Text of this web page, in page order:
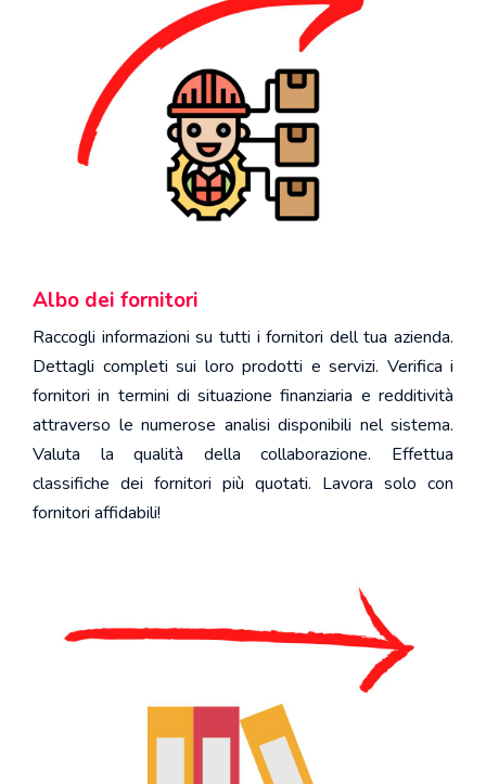
Risorse Umane
Appaltatori e subappaltatori
Procure e atti propri
Albo dei fornitori
Portale fornitori
German
Italian
French
Albo dei fornitori
Raccogli informazioni su tutti i fornitori dell tua azienda.
Dettagli completi sui loro prodotti e servizi. Verifica i
fornitori in termini di situazione finanziaria e redditività
attraverso le numerose analisi disponibili nel sistema.
Valuta la qualità della collaborazione. Effettua
classifiche dei fornitori più quotati. Lavora solo con
fornitori affidabili!